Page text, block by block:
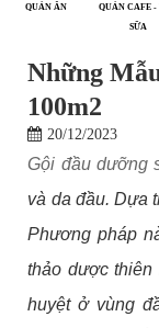
QUÁN CAFE - TRÀ
SHOP -
Những
100m2
20/12/2023
Gội đầu dưỡng
và da đầu. Dựa
Phương pháp
thảo dược thiên
huyệt ở vùng